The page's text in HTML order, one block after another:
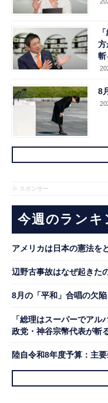
斬
8
※ スポンサー
今週のランキ
アメリカは日本の憲法を
辺野古事故はなぜ起きた
8月の「平和」合唱の欠
「総理はスーパーでア
政党・神谷宗幣代表が斬
陸自令和8年度予算：主